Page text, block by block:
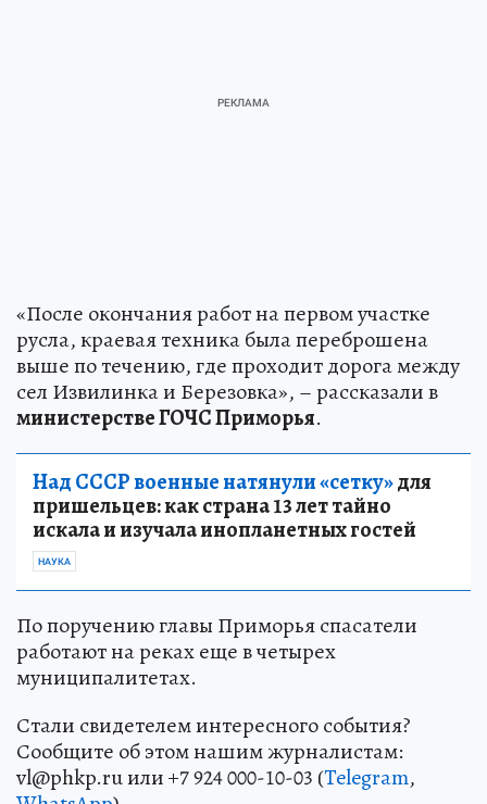
«После окончания работ на первом участке
русла, краевая техника была переброшена
выше по течению, где проходит дорога между
сел Извилинка и Березовка», – рассказали в
министерстве ГОЧС Приморья.
Над СССР военные натянули «сетку»для
пришельцев: как страна 13 лет тайно
искала и изучала инопланетных гостей
НАУКА
По поручению главы Приморья спасатели
работают на реках еще в четырех
муниципалитетах.
Стали свидетелем интересного события?
Сообщите об этом нашим журналистам:
vl@phkp.ru или +7 924 000-10-03 (Telegram,